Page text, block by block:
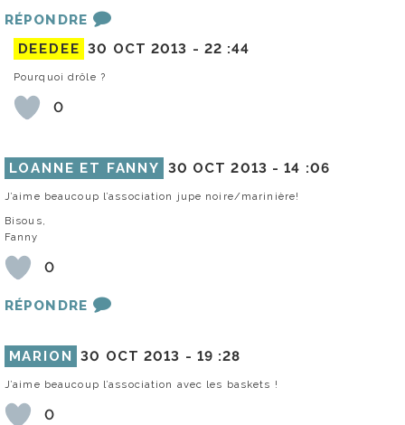
RÉPONDRE
DEEDEE 30 OCT 2013 - 22 :44
Pourquoi drôle ?
0
LOANNE ET FANNY 30 OCT 2013 -14 :06
J’aime beaucoup l’association jupe noire/marinière!
Bisous,
Fanny
0
RÉPONDRE
MARION 30 OCT 2013 - 19 :28
J’aime beaucoup l’association avec les baskets !
0